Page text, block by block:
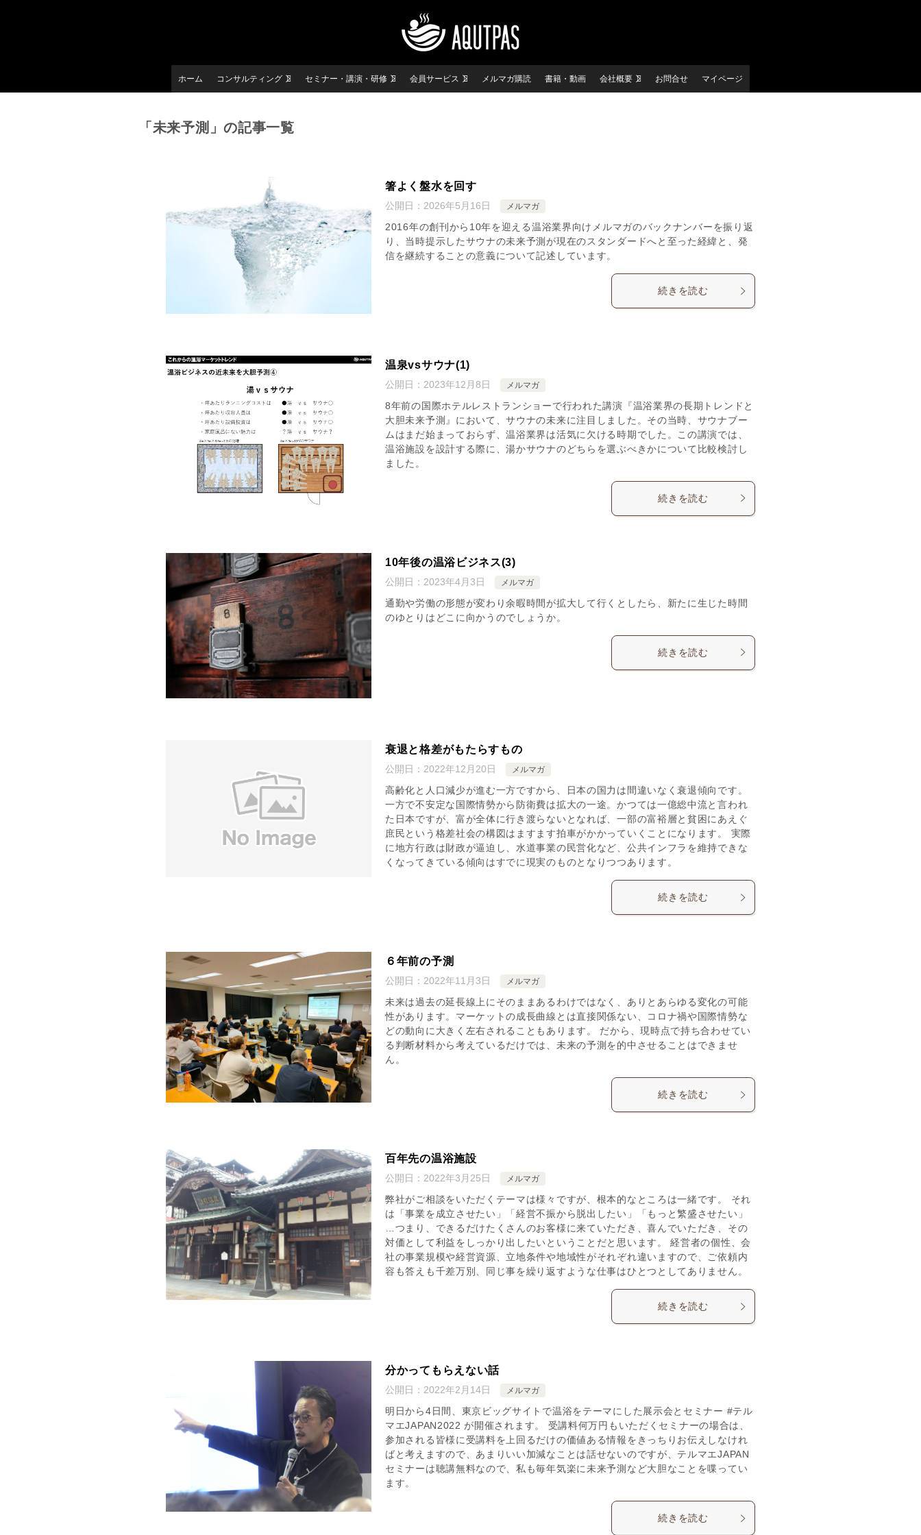
ホーム コンサルティング セミナー・講演・研修 会員サービス メルマガ購読 書籍・動画 会社概要 お問合せ マイページ
「未来予測」の記事一覧
箸よく盤水を回す
公開日： 2026年5月16日 メルマガ
2016年の創刊から10年を迎える温浴業界向けメルマガのバックナンバーを振り返
り、当時提示したサウナの未来予測が現在のスタンダードへと至った経緯と、発
信を継続することの意義について記述しています。
続きを読む
温泉vsサウナ(1)
公開日： 2023年12月8日 メルマガ
8年前の国際ホテルレストランショーで行われた講演『温浴業界の長期トレンドと
大胆未来予測』において、サウナの未来に注目しました。その当時、サウナブー
ムはまだ始まっておらず、温浴業界は活気に欠ける時期でした。この講演では、
温浴施設を設計する際に、湯かサウナのどちらを選ぶべきかについて比較検討し
ました。
続きを読む
10年後の温浴ビジネス(3)
公開日： 2023年4月3日 メルマガ
通勤や労働の形態が変わり余暇時間が拡大して行くとしたら、新たに生じた時間
のゆとりはどこに向かうのでしょうか。
続きを読む
衰退と格差がもたらすもの
公開日： 2022年12月20日 メルマガ
高齢化と人口減少が進む一方ですから、日本の国力は間違いなく衰退傾向です。
一方で不安定な国際情勢から防衛費は拡大の一途。かつては一億総中流と言われ
た日本ですが、富が全体に行き渡らないとなれば、一部の富裕層と貧困にあえぐ
庶民という格差社会の構図はますます拍車がかかっていくことになります。 実際
に地方行政は財政が逼迫し、水道事業の民営化など、公共インフラを維持できな
くなってきている傾向はすでに現実のものとなりつつあります。
続きを読む
６年前の予測
公開日： 2022年11月3日 メルマガ
未来は過去の延長線上にそのままあるわけではなく、ありとあらゆる変化の可能
性があります。マーケットの成長曲線とは直接関係ない、コロナ禍や国際情勢な
どの動向に大きく左右されることもあります。 だから、現時点で持ち合わせてい
る判断材料から考えているだけでは、未来の予測を的中させることはできませ
ん。
続きを読む
百年先の温浴施設
公開日： 2022年3月25日 メルマガ
弊社がご相談をいただくテーマは様々ですが、根本的なところは一緒です。 それ
は「事業を成立させたい」「経営不振から脱出したい」「もっと繁盛させたい」
…つまり、できるだけたくさんのお客様に来ていただき、喜んでいただき、その
対価として利益をしっかり出したいということだと思います。 経営者の個性、会
社の事業規模や経営資源、立地条件や地域性がそれぞれ違いますので、ご依頼内
容も答えも千差万別、同じ事を繰り返すような仕事はひとつとしてありません。
続きを読む
分かってもらえない話
公開日： 2022年2月14日 メルマガ
明日から4日間、東京ビッグサイトで温浴をテーマにした展示会とセミナー #テル
マエJAPAN2022 が開催されます。 受講料何万円もいただくセミナーの場合は、
参加される皆様に受講料を上回るだけの価値ある情報をきっちりお伝えしなけれ
ばと考えますので、あまりいい加減なことは話せないのですが、テルマエJAPAN
セミナーは聴講無料なので、私も毎年気楽に未来予測など大胆なことを喋ってい
ます。
続きを読む